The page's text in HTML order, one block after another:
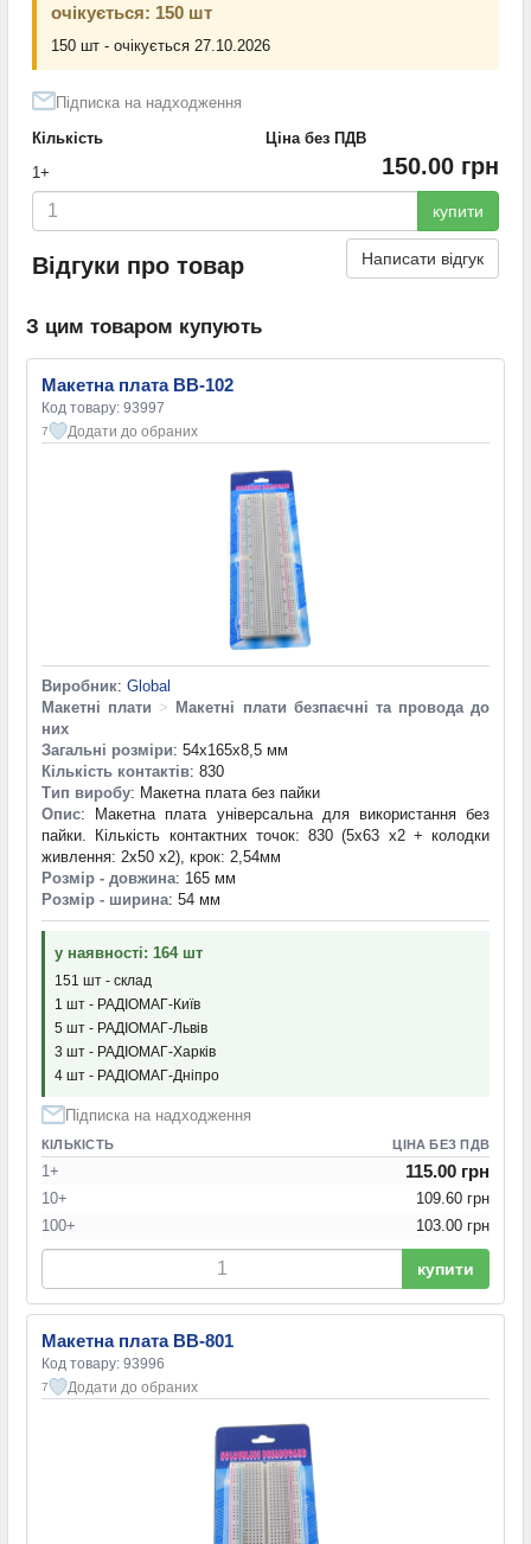
очікується: 150 шт
150 шт - очікується 27.10.2026
Підписка на надходження
Кількість
Ціна без ПДВ
1+
150.00 грн
купити
Відгуки про товар Написати відгук
З цим товаром купують
Макетна плата BB-102
Код товару: 93997
7 Додати до обраних
Виробник: Global
Макетні плати > Макетні плати безпаєчні та провода до
них
Загальні розміри: 54x165x8,5 мм
Кількість контактів: 830
Тип виробу: Макетна плата без пайки
Опис: Макетна плата універсальна для використання без
пайки. Кількість контактних точок: 830 (5х63 х2 + колодки
живлення: 2х50 х2), крок: 2,54мм
Розмір - довжина: 165 мм
Розмір - ширина: 54 мм
у наявності: 164 шт
151 шт - склад
1 шт - РАДІОМАГ-Київ
5 шт - РАДІОМАГ-Львів
3 шт - РАДІОМАГ-Харків
4 шт - РАДІОМАГ-Дніпро
Підписка на надходження
КІЛЬКІСТЬ ЦІНА БЕЗ ПДВ
1+ 115.00 грн
10+
109.60 грн
100+
103.00 грн
купити
Макетна плата BB-801
Код товару: 93996
7 Додати до обраних